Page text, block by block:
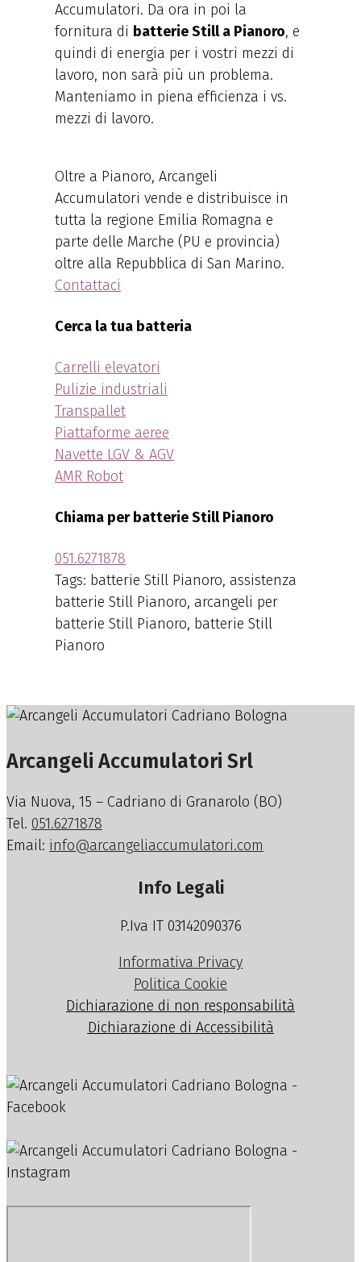
Accumulatori. Da ora in poi la
fornitura di batterie Still a Pianoro, e
quindi di energia per i vostri mezzi di
lavoro, non sarà più un problema.
Manteniamo in piena efficienza i vs.
mezzi di lavoro.
Oltre a Pianoro, Arcangeli
Accumulatori vende e distribuisce in
tutta la regione Emilia Romagna e
parte delle Marche (PU e provincia)
oltre alla Repubblica di San Marino.
Contattaci
Cerca la tua batteria
Carrelli elevatori
Pulizie industriali
Transpallet
Piattaforme aeree
Navette LGV & AGV
AMR Robot
Chiama per batterie Still Pianoro
051.6271878
Tags: batterie Still Pianoro, assistenza
batterie Still Pianoro, arcangeli per
batterie Still Pianoro, batterie Still
Pianoro
Arcangeli Accumulatori Srl
Via Nuova, 15 – Cadriano di Granarolo (BO)
Tel. 051.6271878
Email: info@arcangeliaccumulatori.com
Info Legali
P.Iva IT 03142090376
Informativa Privacy
Politica Cookie
Dichiarazione di non responsabilità
Dichiarazione di Accessibilità